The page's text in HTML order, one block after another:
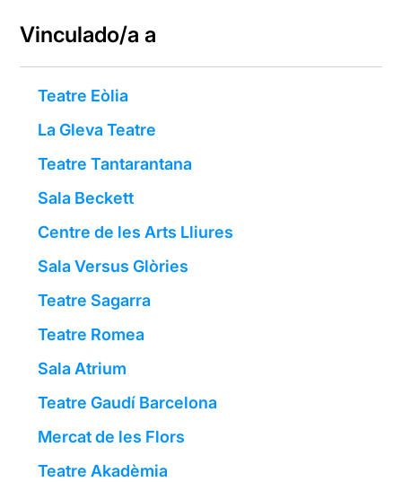
Vinculado/a a
Teatre Eòlia
La Gleva Teatre
Teatre Tantarantana
Sala Beckett
Centre de les Arts Lliures
Sala Versus Glòries
Teatre Sagarra
Teatre Romea
Sala Atrium
Teatre Gaudí Barcelona
Mercat de les Flors
Teatre Akadèmia